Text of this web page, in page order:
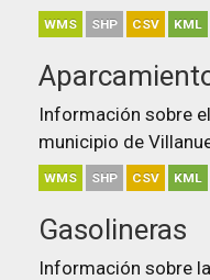
WMS SHP CSV KML
Información sobre
municipio de
WMS SHP CSV KML
Gasolineras
Información sobre